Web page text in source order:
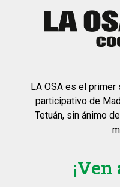
LA OSA es el
participativo de
Tetuán, sin ánimo